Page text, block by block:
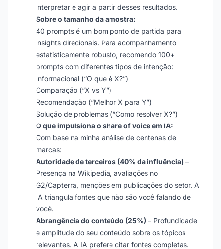
interpretar e agir a partir desses resultados.
Sobre o tamanho da amostra:
40 prompts é um bom ponto de partida para
insights direcionais. Para acompanhamento
estatisticamente robusto, recomendo 100+
prompts com diferentes tipos de intenção:
Informacional (“O que é X?”)
Comparação (“X vs Y”)
Recomendação (“Melhor X para Y”)
Solução de problemas (“Como resolver X?”)
O que impulsiona o share of voice em IA:
Com base na minha análise de centenas de
marcas:
Autoridade de terceiros (40% da influência) –
Presença na Wikipedia, avaliações no
G2/Capterra, menções em publicações do setor. A
IA triangula fontes que não são você falando de
você.
Abrangência do conteúdo (25%) – Profundidade
e amplitude do seu conteúdo sobre os tópicos
relevantes. A IA prefere citar fontes completas.